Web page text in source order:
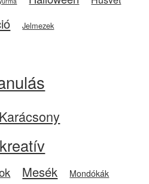
Jelmezek
Karácsony
kreatív
Mesék
Mondókák